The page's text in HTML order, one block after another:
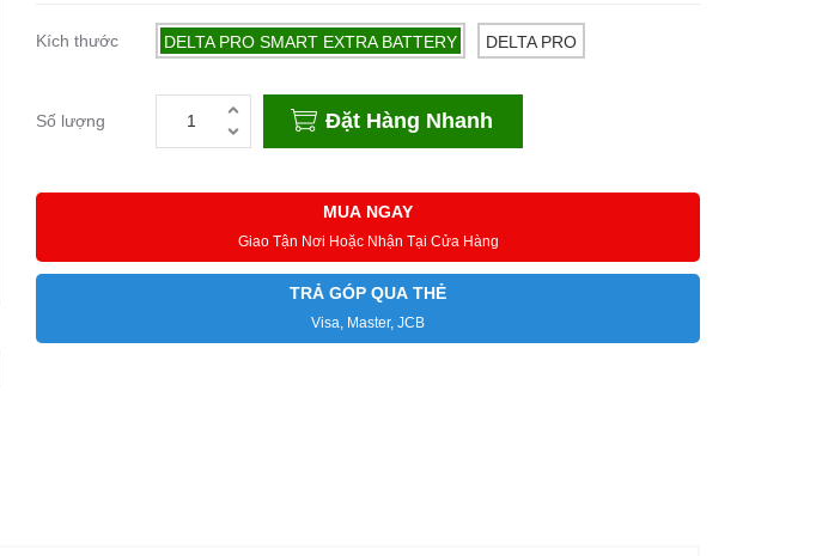
Kích thước DELTA PRO SMART EXTRA BATTERY DELTA PRO
Số lượng Đặt Hàng Nhanh
MUA NGAY
Giao Tận Nơi Hoặc Nhận Tại Cửa Hàng
TRẢ GÓP QUA THẺ
Visa, Master, JCB